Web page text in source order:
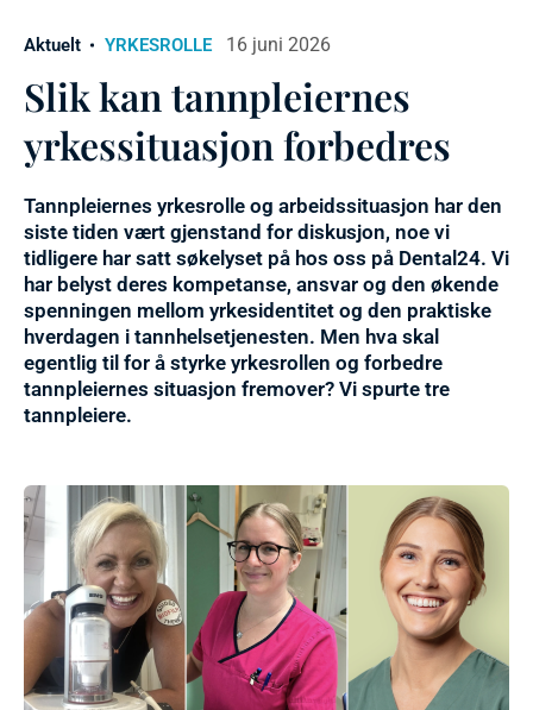
Aktuelt YRKESROLLE 16 juni 2026
Slik kan tannpleiernes
yrkessituasjon forbedres
Tannpleiernes yrkesrolle og arbeidssituasjon har den
siste tiden vært gjenstand for diskusjon, noe vi
tidligere har satt søkelyset på hos oss på Dental24. Vi
har belyst deres kompetanse, ansvar og den økende
spenningen mellom yrkesidentitet og den praktiske
hverdagen i tannhelsetjenesten. Men hva skal
egentlig til for å styrke yrkesrollen og forbedre
tannpleiernes situasjon fremover? Vi spurte tre
tannpleiere.